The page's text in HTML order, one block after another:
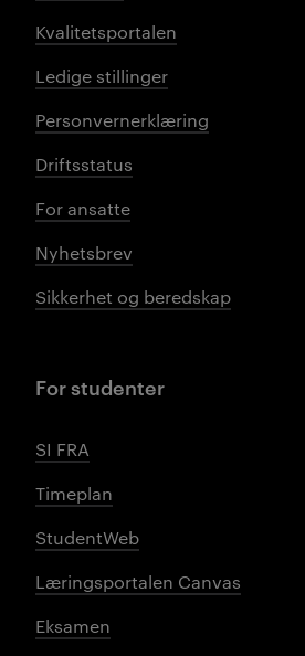
Kvalitetsportalen
Ledige stillinger
Personvernerklæring
Driftsstatus
For ansatte
Nyhetsbrev
Sikkerhet og beredskap
For studenter
SI FRA
Timeplan
StudentWeb
Læringsportalen Canvas
Eksamen